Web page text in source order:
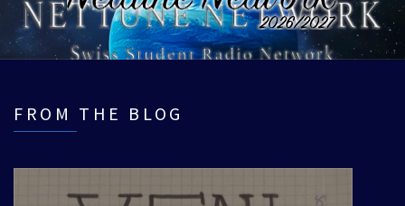
FROM THE BLOG